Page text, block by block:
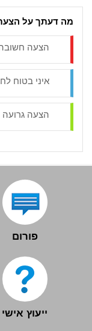
מה דעתך על
הצעה
איני בטוח
הצעה
פורום
ייעוץ אישי